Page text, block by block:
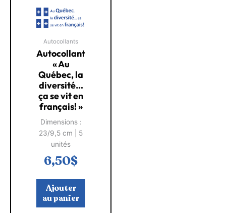
Autocollants
Autocollant
« Au
Québec, la
diversité…
ça se vit en
français! »
Dimensions :
23/9,5 cm | 5
unités
6,50$
Ajouter
au panier